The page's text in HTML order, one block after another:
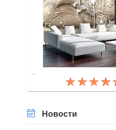
..
Новости